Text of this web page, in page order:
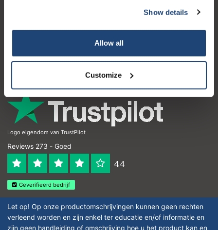
Show details
Allow all
Customize
Contactgegevens
Logo eigendom van TrustPilot
Reviews 273 - Goed
4.4
Geverifieerd bedrijf
Let op! Op onze productomschrijvingen kunnen geen rechten
verleend worden en zijn enkel ter educatie en/of informatie en
zijn geen handleiding of omschrijving hoe u het product kan en